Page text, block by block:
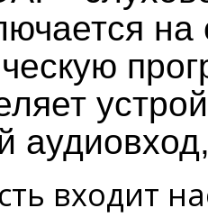
входит